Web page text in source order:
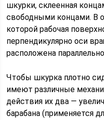
шкурки, склеенная
свободными концами. В
которой рабочая
перпендикулярно оси
расположена
Чтобы шкурка плотно
имеют различные
действия их два —
барабана (применяется